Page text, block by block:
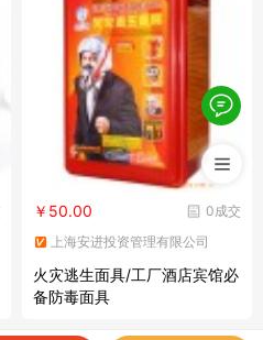
0成交
￥50.00
上海安进投资管理有限公司
火灾逃生面具/工厂酒店宾馆必
备防毒面具